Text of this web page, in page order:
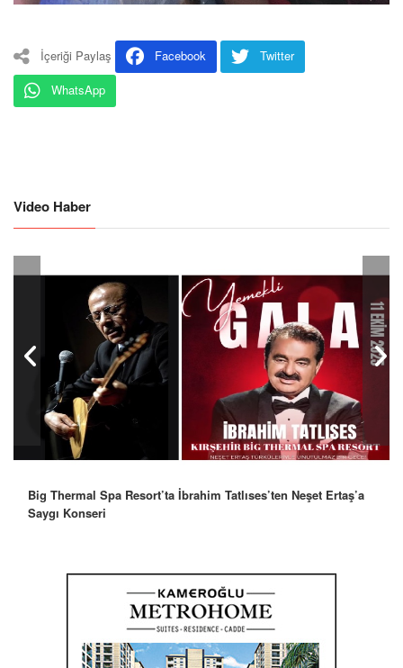
İçeriği Paylaş Facebook
Twitter
WhatsApp
Video Haber
Robbie Williams’tan İstanbul’a Mesaj: “Unutulmaz Bir Gece
Olacak”